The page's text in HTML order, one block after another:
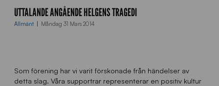
UTTALANDE ANGÅENDE HELGENS TRAGEDI
Allmänt Måndag 31 Mars 2014
Som förening har vi varit förskonade från händelser av
detta slag. Våra supportrar representerar en positiv kultur